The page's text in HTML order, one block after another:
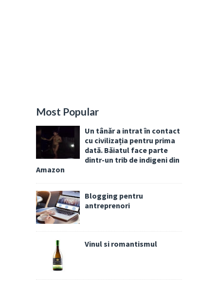
Most Popular
Un tânăr a intrat în contact
cu civilizația pentru prima
dată. Băiatul face parte
dintr-un trib de indigeni din
Amazon
Blogging pentru
antreprenori
Vinul si romantismul